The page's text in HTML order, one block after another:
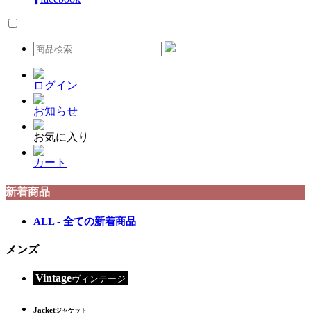
ログイン
お知らせ
お気に入り
カート
新着商品
ALL - 全ての新着商品
メンズ
Vintageヴィンテージ
Jacketジャケット